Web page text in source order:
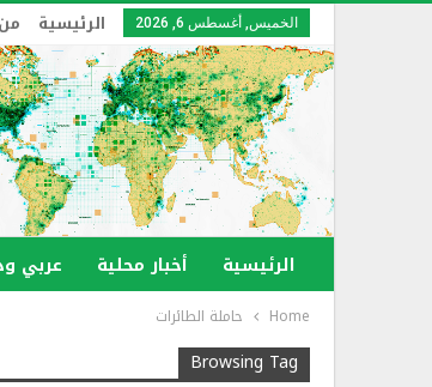
الخميس, أغسطس 6, 2026 الرئيسية
الرئيسية أخبار محلية عربي
Home حاملة الطائرات
Browsing Tag